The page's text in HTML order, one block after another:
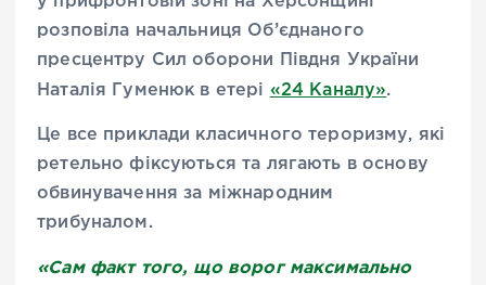
розповіла начальниця Об’єднаного
пресцентру Сил оборони Півдня України
Наталія Гуменюк в етері «24 Каналу».
Це все приклади класичного тероризму, які
ретельно фіксуються та лягають в основу
обвинувачення за міжнародним
трибуналом.
«Сам факт того, що ворог максимально